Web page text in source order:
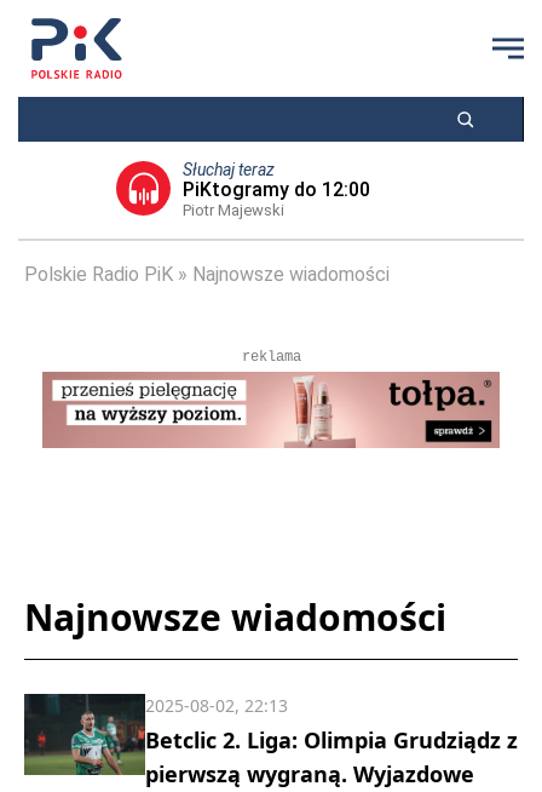
Słuchaj teraz
PiKtogramy do 12:00
Piotr Majewski
Polskie Radio PiK Najnowsze wiadomości
reklama
Najnowsze wiadomości
Betclic 2. Liga: Olimpia Grudziądz z
pierwszą wygraną. Wyjazdowe
2025-08-02, 22:13